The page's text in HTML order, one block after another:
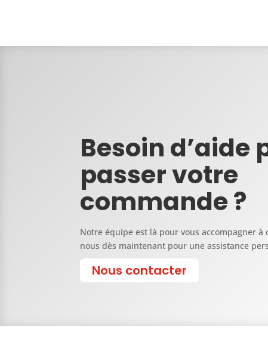
Besoin d’aide
passer votre
commande ?
Notre équipe est là pour vous accompagner à
nous dès maintenant pour une assistance
Nous contacter